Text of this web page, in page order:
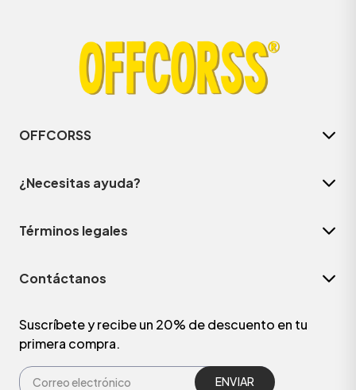
OFFCORSS
¿Necesitas ayuda?
Términos legales
Contáctanos
Suscríbete y recibe un 20% de descuento en tu
primera compra.
ENVIAR